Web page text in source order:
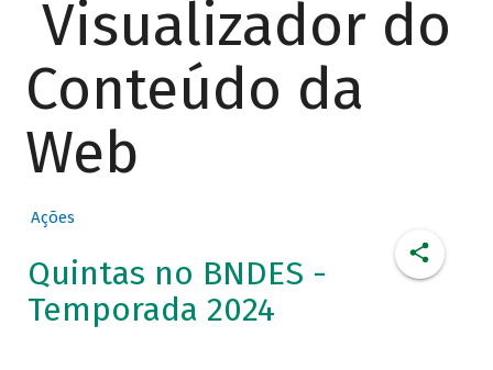
Visualizador do
Conteúdo da
Web
Ações
Quintas no BNDES -
Temporada 2024